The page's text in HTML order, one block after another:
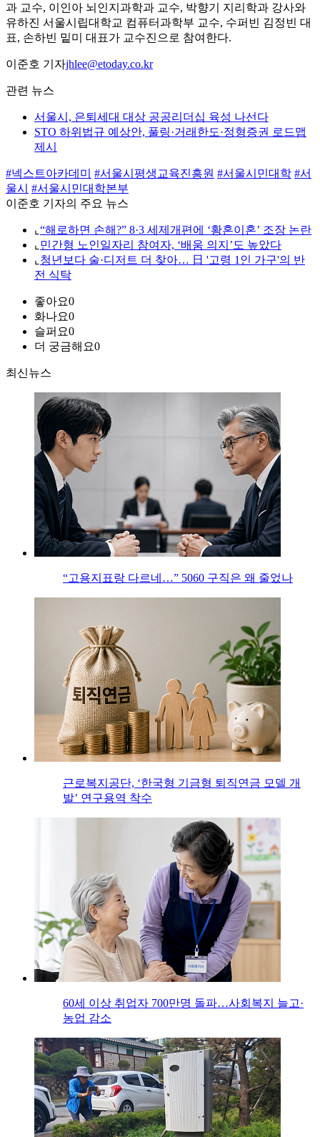
과 교수, 이인아 뇌인지과학과 교수, 박향기 지리학과 강사와
유하진 서울시립대학교 컴퓨터과학부 교수, 수퍼빈 김정빈 대
표, 손하빈 밑미 대표가 교수진으로 참여한다.
이준호 기자jhlee@etoday.co.kr
관련 뉴스
서울시, 은퇴세대 대상 공공리더십 육성 나선다
STO 하위법규 예상안, 풀링·거래한도·정형증권 로드맵
제시
#넥스트아카데미 #서울시평생교육진흥원 #서울시민대학 #서
울시 #서울시민대학본부
이준호 기자의 주요 뉴스
⌞ “해로하면 손해?” 8·3 세제개편에 ‘황혼이혼’ 조장 논란
⌞ 민간형 노인일자리 참여자, ‘배움 의지’도 높았다
⌞ 청년보다 술·디저트 더 찾아… 日 '고령 1인 가구'의 반
전 식탁
좋아요0
화나요0
슬퍼요0
더 궁금해요0
최신뉴스
“고용지표랑 다르네…” 5060 구직은 왜 줄었나
근로복지공단, ‘한국형 기금형 퇴직연금 모델 개
발’ 연구용역 착수
60세 이상 취업자 700만명 돌파…사회복지 늘고·
농업 감소